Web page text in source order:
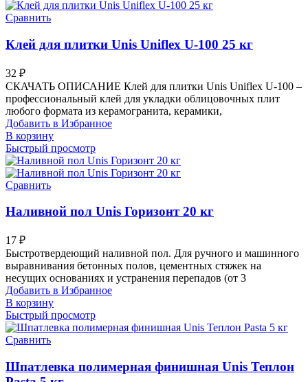
Сравнить
Клей для плитки Unis Uniflex U-100 25 кг
32 ₽
СКАЧАТЬ ОПИСАНИЕ Клей для плитки Unis Uniflex U-100 –
профессиональный клей для укладки облицовочных плит
любого формата из керамогранита, керамики,
Добавить в Избранное
В корзину
Быстрый просмотр
Сравнить
Наливной пол Unis Горизонт 20 кг
17 ₽
Быстротвердеющий наливной пол. Для ручного и машинного
выравнивания бетонных полов, цементных стяжек на
несущих основаниях и устранения перепадов (от 3
Добавить в Избранное
В корзину
Быстрый просмотр
Сравнить
Шпатлевка полимерная финишная Unis Теплон